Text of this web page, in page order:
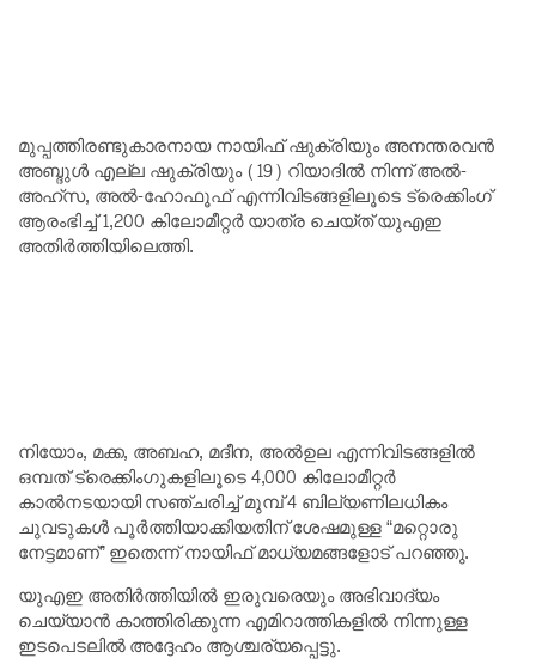
മുപ്പത്തിരണ്ടുകാരനായ നായിഫ് ഷുക്രിയും അനന്തരവൻ
അബ്ദുൾ എല്ല ഷുക്രിയും (19) റിയാദിൽ നിന്ന് അൽ-
അഹ്‌സ, അൽ-ഹോഫൂഫ് എന്നിവിടങ്ങളിലൂടെ ട്രെക്കിംഗ്
ആരംഭിച്ച് 1,200 കിലോമീറ്റർ യാത്ര ചെയ്ത് യുഎഇ
അതിർത്തിയിലെത്തി.
നിയോം, മക്ക, അബഹ, മദീന, അൽഉല എന്നിവിടങ്ങളിൽ
ഒമ്പത് ട്രെക്കിംഗുകളിലൂടെ 4,000 കിലോമീറ്റർ
കാൽനടയായി സഞ്ചരിച്ച് മുമ്പ് 4 ബില്യണിലധികം
ചുവടുകൾ പൂർത്തിയാക്കിയതിന് ശേഷമുള്ള “മറ്റൊരു
നേട്ടമാണ്” ഇതെന്ന് നായിഫ് മാധ്യമങ്ങളോട് പറഞ്ഞു.
യുഎഇ അതിർത്തിയിൽ ഇരുവരെയും അഭിവാദ്യം
ചെയ്യാൻ കാത്തിരിക്കുന്ന എമിറാത്തികളിൽ നിന്നുള്ള
ഇടപെടലിൽ അദ്ദേഹം ആശ്ചര്യപ്പെട്ടു.